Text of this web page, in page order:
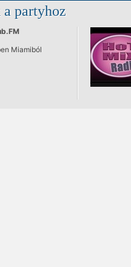
partyhoz
Miamiból